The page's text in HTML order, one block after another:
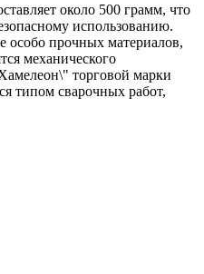
около 500 грамм, что
использованию.
особо прочных материалов,
механического
торговой марки
типом сварочных работ,